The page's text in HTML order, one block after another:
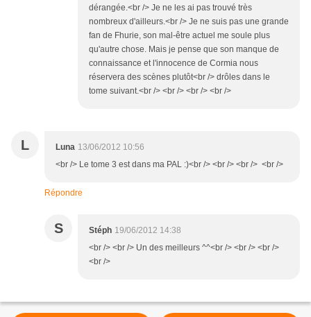
dérangée.<br /> Je ne les ai pas trouvé très
nombreux d'ailleurs.<br /> Je ne suis pas une grande
fan de Fhurie, son mal-être actuel me soule plus
qu'autre chose. Mais je pense que son manque de
connaissance et l'innocence de Cormia nous
réservera des scènes plutôt<br /> drôles dans le
tome suivant.<br /> <br /> <br /> <br />
L Luna 13/06/2012 10:56
<br /> Le tome 3 est dans ma PAL :)<br /> <br /> <br /> <br />
Répondre
S Stéph 19/06/2012 14:38
<br /> <br /> Un des meilleurs ^^<br /> <br /> <br />
<br />